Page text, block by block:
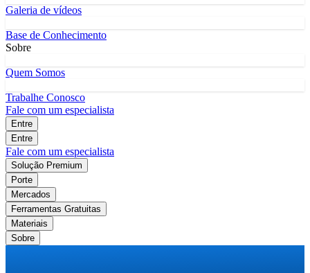
Galeria de vídeos
Base de Conhecimento
Sobre
Quem Somos
Trabalhe Conosco
Fale com um especialista
Entre
Entre
Fale com um especialista
Solução Premium
Porte
Mercados
Ferramentas Gratuitas
Materiais
Sobre